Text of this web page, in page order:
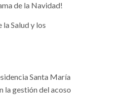
de la Navidad!
Salud y los
Santa María
la gestión del acoso